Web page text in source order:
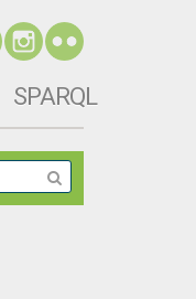
SPARQL